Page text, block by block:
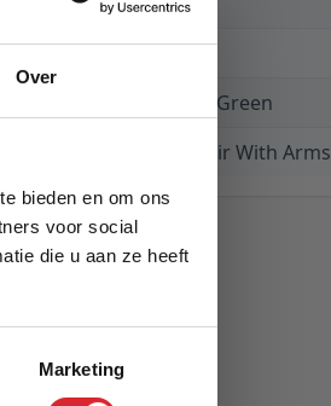
Over
bieden en om ons
voor social
die u aan ze heeft
Marketing
8 weken
518 Elegance Green
Cubed 90 Chair With Arms